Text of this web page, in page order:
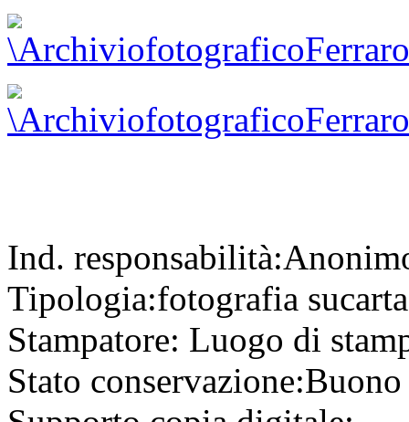
Ind. responsabilità:
Tipologia:fotografia su
Stampatore: Luogo di
Stato conservazione:Buono